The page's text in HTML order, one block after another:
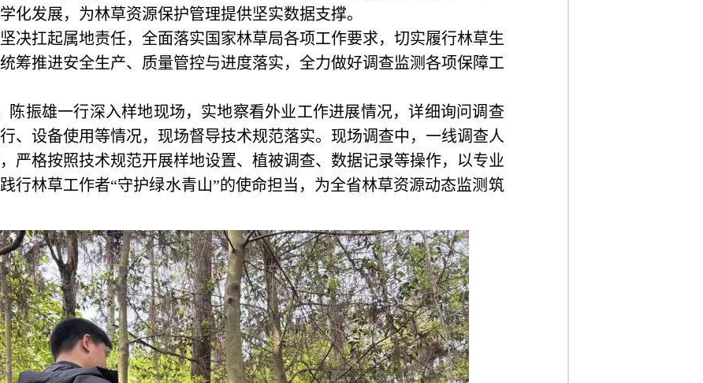
化发展，为林草资源保护管理提供坚实数据支撑。
决扛起属地责任，全面落实国家林草局各项工作要求，切实履行林草生
筹推进安全生产、质量管控与进度落实，全力做好调查监测各项保障工
陈振雄一行深入样地现场，实地察看外业工作进展情况，详细询问调查
、设备使用等情况，现场督导技术规范落实。现场调查中，一线调查人
严格按照技术规范开展样地设置、植被调查、数据记录等操作，以专业
行林草工作者“守护绿水青山”的使命担当，为全省林草资源动态监测筑